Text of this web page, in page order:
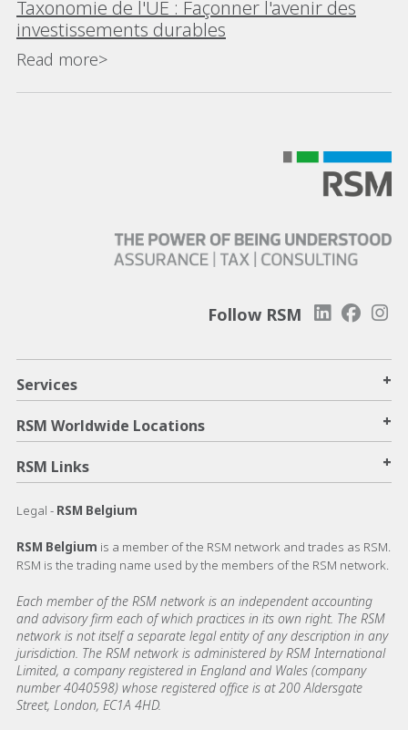
Taxonomie de l'UE : Façonner l'avenir des
investissements durables
Read more>
Follow RSM
Services +
RSM Worldwide Locations +
RSM Links +
Legal - RSM Belgium
RSM Belgium is a member of the RSM network and trades as RSM.
RSM is the trading name used by the members of the RSM network.
Each member of the RSM network is an independent accounting
and advisory firm each of which practices in its own right. The RSM
network is not itself a separate legal entity of any description in any
jurisdiction. The RSM network is administered by RSM International
Limited, a company registered in England and Wales (company
number 4040598) whose registered office is at 200 Aldersgate
Street, London, EC1A 4HD.